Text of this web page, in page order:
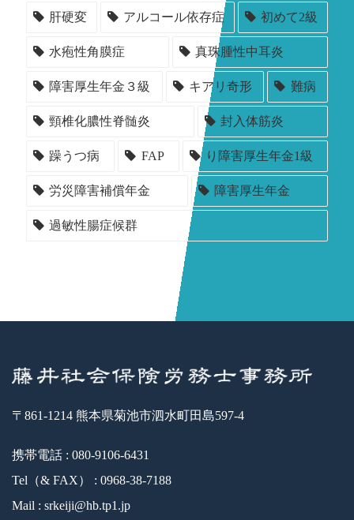
肝硬変 アルコール依存症 初めて2級
水疱性角膜症 真珠腫性中耳炎
障害厚生年金３級 キアリ奇形 難病
頸椎化膿性脊髄炎 封入体筋炎
躁うつ病 FAP り障害厚生年金1級
労災障害補償年金 障害厚生年金
過敏性腸症候群
〒861-1214 熊本県菊池市泗水町田島597-4
携帯電話 : 080-9106-6431
Tel（& FAX） : 0968-38-7188
Mail : srkeiji@hb.tp1.jp